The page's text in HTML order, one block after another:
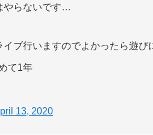
やらないです…
ブ行いますのでよかったら遊び
て1年
13, 2020